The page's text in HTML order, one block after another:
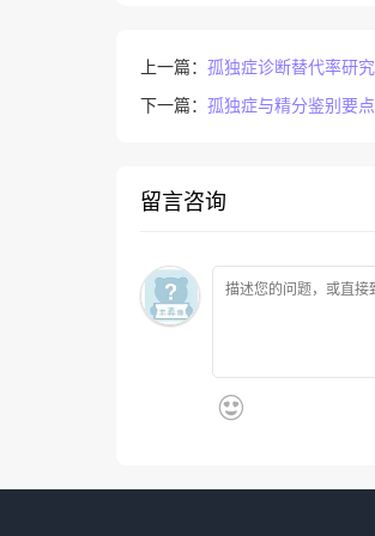
上一篇： 孤独症诊断替代率研究
下一篇： 孤独症与精分鉴别要点
留言咨询